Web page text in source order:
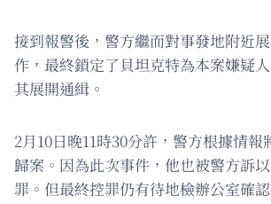
接到報警後，警方繼而對事發地附近
作，最終鎖定了貝坦克特為本案嫌疑
其展開通緝。
2月10日晚11時30分許，警方根據情報
歸案。因為此次事件，他也被警方訴
罪。但最終控罪仍有待地檢辦公室確認